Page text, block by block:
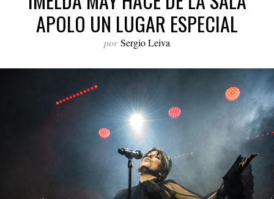
APOLO UN LUGAR ESPECIAL
por Sergio Leiva